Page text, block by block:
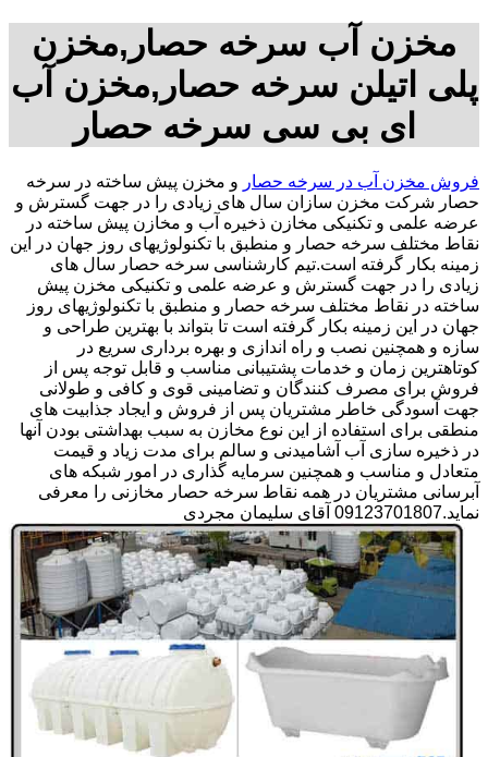
مخزن آب سرخه حصار,مخزن
پلی اتیلن سرخه حصار,مخزن آب
ای بی سی سرخه حصار
فروش مخزن آب در سرخه حصار و مخزن پیش ساخته در سرخه
حصار شرکت مخزن سازان سال های زیادی را در جهت گسترش و
عرضه علمی و تکنیکی مخازن ذخیره آب و مخازن پیش ساخته در
نقاط مختلف سرخه حصار و منطبق با تکنولوژیهای روز جهان در این
زمینه بکار گرفته است.تیم کارشناسی سرخه حصار سال های
زیادی را در جهت گسترش و عرضه علمی و تکنیکی مخزن پیش
ساخته در نقاط مختلف سرخه حصار و منطبق با تکنولوژیهای روز
جهان در این زمینه بکار گرفته است تا بتواند با بهترین طراحی و
سازه و همچنین نصب و راه اندازی و بهره برداری سریع در
کوتاهترین زمان و خدمات پشتیبانی مناسب و قابل توجه پس از
فروش برای مصرف کنندگان و تضامینی قوی و کافی و طولانی
جهت آسودگی خاطر مشتریان پس از فروش و ایجاد جذابیت های
منطقی برای استفاده از این نوع مخازن به سبب بهداشتی بودن آنها
در ذخیره سازی آب آشامیدنی و سالم برای مدت زیاد و قیمت
متعادل و مناسب و همچنین سرمایه گذاری در امور شبکه های
آبرسانی مشتریان در همه نقاط سرخه حصار مخازنی را معرفی
نماید.09123701807 آقای سلیمان مجردی